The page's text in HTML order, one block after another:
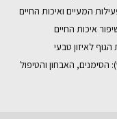
המעיים ואיכות החיים
איכות החיים
לאיזון טבעי
הסימנים, האבחון והטיפול